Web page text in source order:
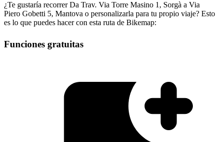
¿Te gustaría recorrer Da Trav. Via Torre Masino 1, Sorgà a Via
Piero Gobetti 5, Mantova o personalizarla para tu propio viaje? Esto
es lo que puedes hacer con esta ruta de Bikemap:
Funciones gratuitas